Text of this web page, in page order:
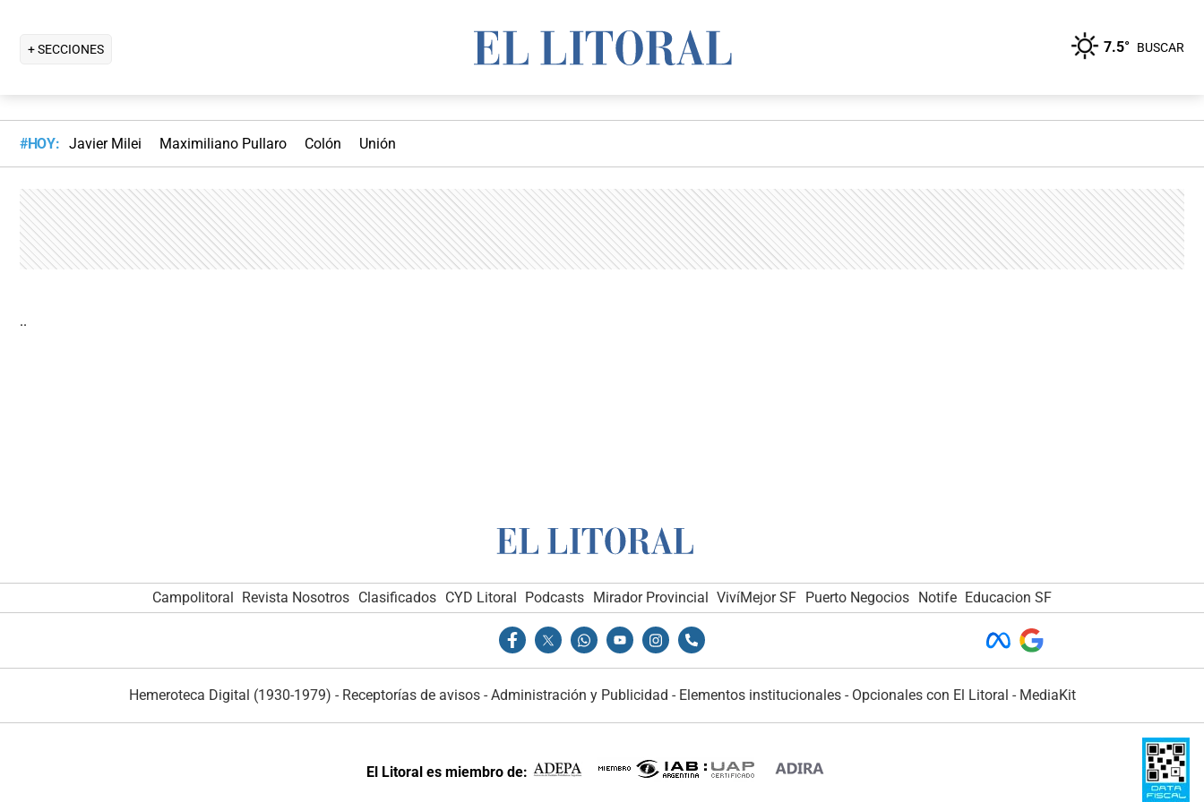
+ SECCIONES 7.5° BUSCAR
#HOY: Javier Milei Maximiliano Pullaro Colón Unión
..
Campolitoral Revista Nosotros Clasificados CYD Litoral Podcasts Mirador Provincial VivíMejor SF Puerto Negocios Notife Educacion SF
Hemeroteca Digital (1930-1979) - Receptorías de avisos- Administración y Publicidad - Elementos institucionales- Opcionales con El Litoral - MediaKit
El Litoral es miembro de: